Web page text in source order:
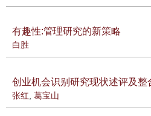
有趣性:管理研究的新策略
白胜
创业机会识别研究现状述评及整
张红, 葛宝山